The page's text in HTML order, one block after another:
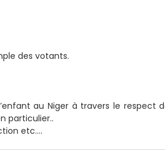
des votants.
au Niger à travers le respect
particulier..
etc….